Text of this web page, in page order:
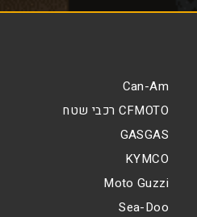
Can-Am
CFMOTO רכבי שטח
GASGAS
KYMCO
Moto Guzzi
Sea-Doo